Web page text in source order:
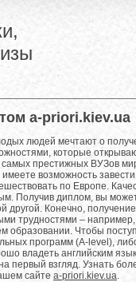
a-priori.kiev.ua
людей мечтают о
которые
престижных ВУЗов
возможность
по Европе.
Получив диплом, вы
другой. Конечно,
трудностями –
образовании. Чтобы
программ (A-level),
владеть английским
первый взгляд. Узнать
сайте a-priori.kiev.ua.